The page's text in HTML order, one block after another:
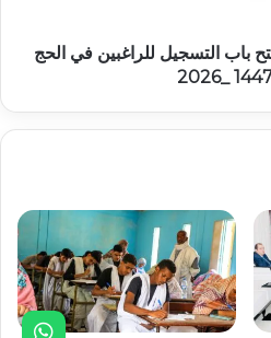
باب التسجيل للراغبين في الحج